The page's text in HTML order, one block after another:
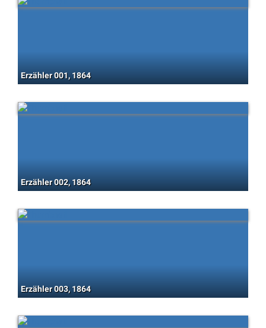
Erzähler 001, 1864
Erzähler 002, 1864
Erzähler 003, 1864